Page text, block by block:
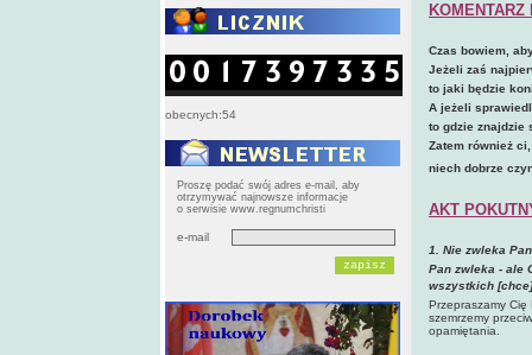
obecnych:54
Proszę podać swój adres e-mail, aby
otrzymywać najnowsze informacje
o serwisie www.regnumchristi
e-mail
Czas bowiem,
Jeżeli zaś
to jaki będzie
A jeżeli
to gdzie znajdzie
Zatem również
niech dobrze
AKT
1. Nie zwleka
Pan zwleka - ale
wszystkich
Przepraszamy Cię
szemrzemy
opamiętania.